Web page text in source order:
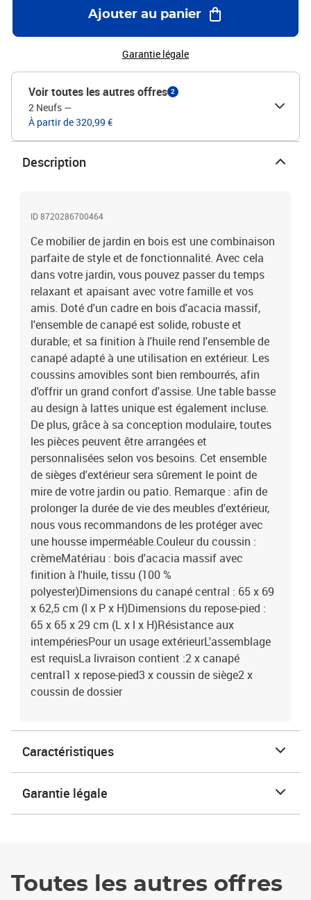
massif avec finition à l'huile, tissu (100 % polyester)Dimensions du
canapé central : 65 x 69 x 62,5 cm (l x P x H)Dimensions du repose-
pied : 65 x 65 x 29 cm (L x l x H)Résistance aux intempériesPour un
usage extérieurL'assemblage est requisLa livraison contient :2 x
dossier
Ajouter au panier
Garantie légale
Voir toutes les autres offres 2
2 Neufs —
À partir de 320,99 €
Description
ID 8720286700464
Ce mobilier de jardin en bois est une combinaison
parfaite de style et de fonctionnalité. Avec cela
dans votre jardin, vous pouvez passer du temps
relaxant et apaisant avec votre famille et vos
amis. Doté d'un cadre en bois d'acacia massif,
l'ensemble de canapé est solide, robuste et
durable; et sa finition à l'huile rend l'ensemble de
canapé adapté à une utilisation en extérieur. Les
coussins amovibles sont bien rembourrés, afin
d'offrir un grand confort d'assise. Une table basse
au design à lattes unique est également incluse.
De plus, grâce à sa conception modulaire, toutes
les pièces peuvent être arrangées et
personnalisées selon vos besoins. Cet ensemble
de sièges d'extérieur sera sûrement le point de
mire de votre jardin ou patio. Remarque : afin de
prolonger la durée de vie des meubles d'extérieur,
nous vous recommandons de les protéger avec
une housse imperméable.Couleur du coussin :
crèmeMatériau : bois d'acacia massif avec
finition à l'huile, tissu (100 %
polyester)Dimensions du canapé central : 65 x 69
x 62,5 cm (l x P x H)Dimensions du repose-pied :
65 x 65 x 29 cm (L x l x H)Résistance aux
intempériesPour un usage extérieurL'assemblage
est requisLa livraison contient :2 x canapé
central1 x repose-pied3 x coussin de siège2 x
coussin de dossier
Caractéristiques
Garantie légale
Toutes les autres offres